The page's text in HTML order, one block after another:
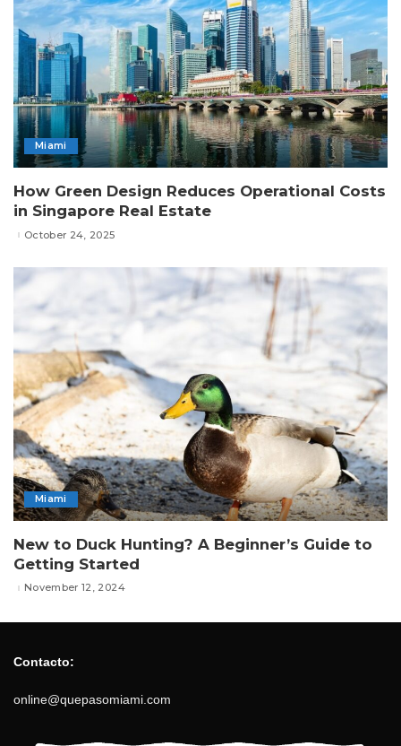
Miami
How Green Design Reduces Operational Costs
in Singapore Real Estate
October 24, 2025
Miami
New to Duck Hunting? A Beginner’s Guide to
Getting Started
November 12, 2024
Contacto:
online@quepasomiami.com